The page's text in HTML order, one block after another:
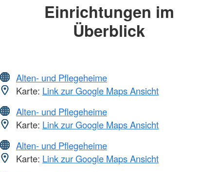
Einrichtungen im
Überblick
Alten- und Pflegeheime
Karte: Link zur Google Maps Ansicht
Alten- und Pflegeheime
Karte: Link zur Google Maps Ansicht
Alten- und Pflegeheime
Karte: Link zur Google Maps Ansicht